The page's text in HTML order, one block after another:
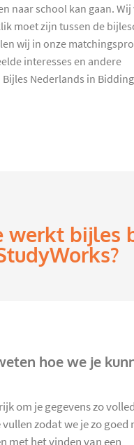
naar school kan gaan.
moet zijn tussen de
wij in onze
interesses en andere
Nederlands in
werkt bijles
hoe we je
om je gegevens zo
zodat we je zo goed
met het vinden van een